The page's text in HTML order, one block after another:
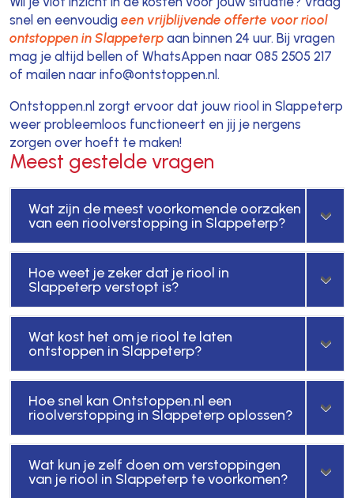
snel en eenvoudig een vrijblijvende offerte voor riool
ontstoppen in Slappeterpaan binnen 24 uur. Bij vragen
mag je altijd bellen of WhatsAppen naar 085 2505 217
of mailen naar info@ontstoppen.nl.
Ontstoppen.nl zorgt ervoor dat jouw riool in Slappeterp
weer probleemloos functioneert en jij je nergens
zorgen over hoeft te maken!
Meest gestelde vragen
Wat zijn de meest voorkomende oorzaken
van een rioolverstopping in Slappeterp?
Hoe weet je zeker dat je riool in
Slappeterp verstopt is?
Wat kost het om je riool te laten
ontstoppen in Slappeterp?
Hoe snel kan Ontstoppen.nl een
rioolverstopping in Slappeterp oplossen?
Wat kun je zelf doen om verstoppingen
van je riool in Slappeterp te voorkomen?